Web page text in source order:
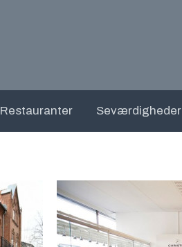
Restauranter Seværdigheder